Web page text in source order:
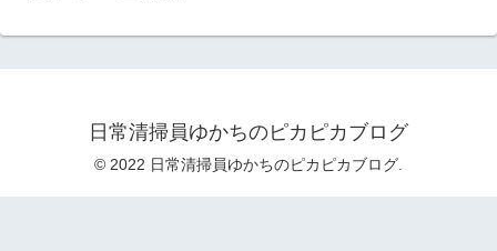
日常清掃員ゆかちのピカピカブログ
© 2022 日常清掃員ゆかちのピカピカブログ.